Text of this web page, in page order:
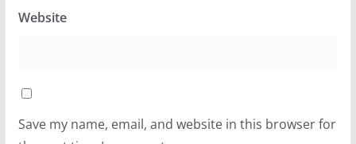
Website
Save my name, email, and website in this browser for